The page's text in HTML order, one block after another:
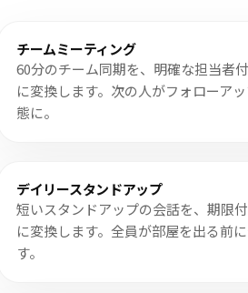
チームミーティング
60分のチーム同期を、明確な担当者
に変換します。次の人がフォローア
態に。
デイリースタンドアップ
短いスタンドアップの会話を、期限
に変換します。全員が部屋を出る前
す。